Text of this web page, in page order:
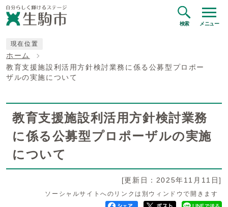
検索 メニュー
現在位置
ホーム
教育支援施設利活用方針検討業務に係る公募型プロポー
ザルの実施について
教育支援施設利活用方針検討業務
に係る公募型プロポーザルの実施
について
[更新日：2025年11月11日]
ソーシャルサイトへのリンクは別ウィンドウで開きます